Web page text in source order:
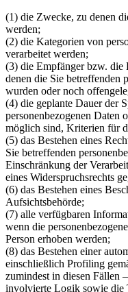
(1) die Zwecke, zu denen
werden;
(2) die Kategorien von
verarbeitet werden;
(3) die Empfänger bzw. die
denen die Sie betreffenden
wurden oder noch
(4) die geplante Dauer der
personenbezogenen Daten
möglich sind, Kriterien für
(5) das Bestehen eines
Sie betreffenden
Einschränkung der
eines Widerspruchsrechts
(6) das Bestehen eines
Aufsichtsbehörde;
(7) alle verfügbaren
wenn die
Person erhoben werden;
(8) das Bestehen einer
einschließlich Profiling
zumindest in diesen Fällen
involvierte Logik sowie die